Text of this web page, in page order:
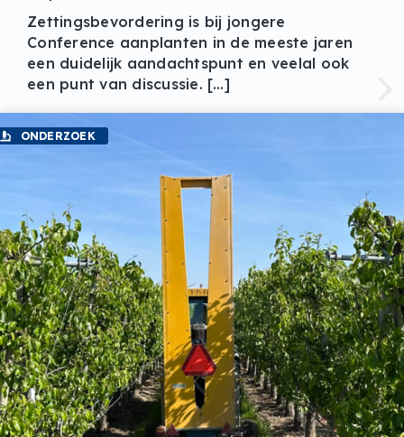
Zettingsbevordering is bij jongere
Conference aanplanten in de meeste jaren
een duidelijk aandachtspunt en veelal ook
een punt van discussie. […]
ONDERZOEK